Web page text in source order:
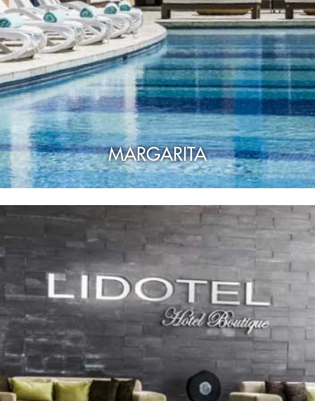
MARGARITA